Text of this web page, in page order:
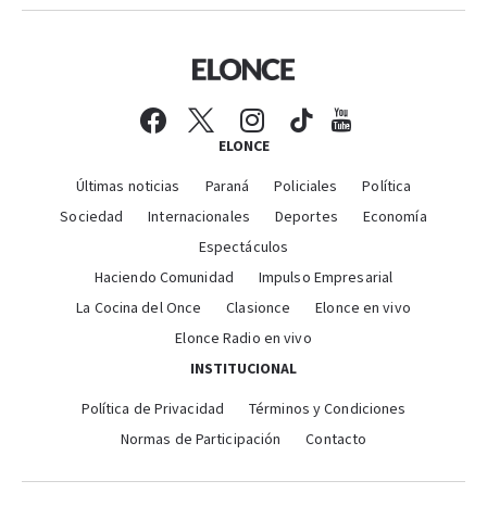
ELONCE
Últimas noticias Paraná Policiales
Política
Sociedad
Internacionales Deportes
Economía
Espectáculos
Haciendo Comunidad
Impulso Empresarial
La Cocina del Once
Clasionce
Elonce en vivo
Elonce Radio en vivo
INSTITUCIONAL
Política de Privacidad
Términos y Condiciones
Normas de Participación
Contacto